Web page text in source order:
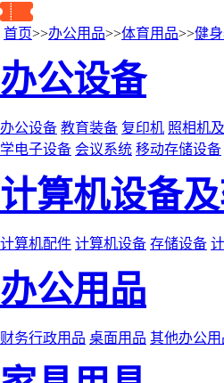
首页>>办公用品>>体育用品>>健
办公设备
办公设备 教育装备 复印机 照相机
学电子设备 会议系统 移动存储设备
计算机设备
计算机配件 计算机设备 存储设备
办公用品
财务行政用品 桌面用品 其他办公用